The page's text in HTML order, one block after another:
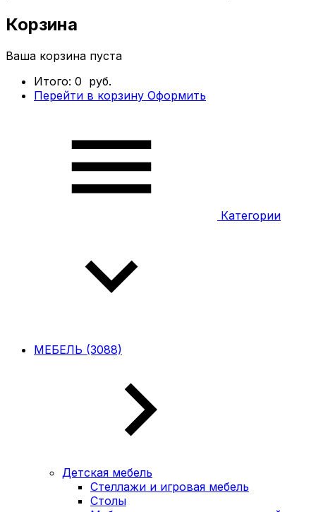
Корзина
Ваша корзина пуста
Итого: 0 руб.
Перейти в корзину Оформить
Категории
МЕБЕЛЬ (3088)
Детская мебель
Стеллажи и игровая мебель
Столы